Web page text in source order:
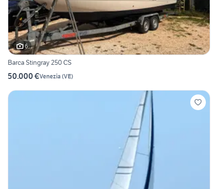
6
Barca Stingray 250 CS
50.000 €Venezia (VE)